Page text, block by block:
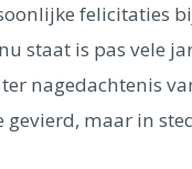
Venetië
Budapest
felicitaties
staat is pas vele
nagedachtenis
gevierd, maar in